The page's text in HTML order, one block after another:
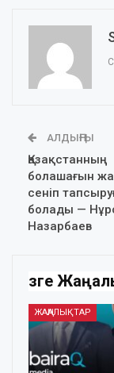
АЛДЫҢҒЫ
Қазақстанның
болашағын
сеніп
болады —
Назарбаев
Өзге
ЖАҢАЛЫҚТАР